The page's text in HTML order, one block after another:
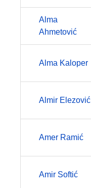
Alma
Ahmetović
Alma Kaloper
Almir Elezović
Amer Ramić
Amir Softić